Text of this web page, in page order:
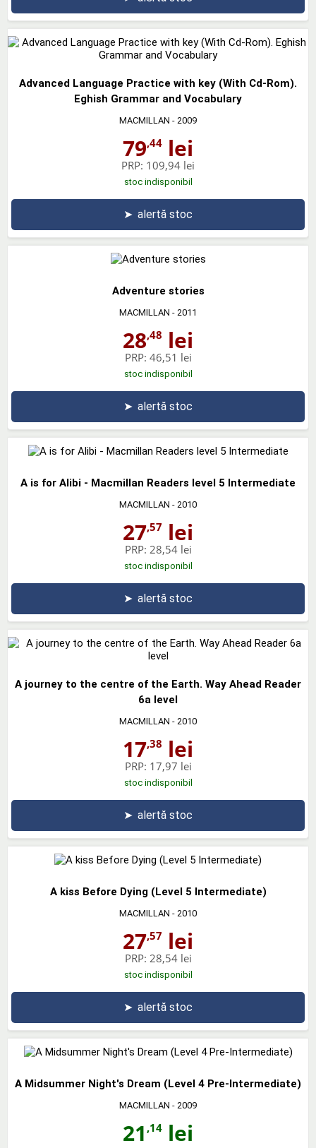
Advanced Language Practice with key (With Cd-Rom).
Eghish Grammar and Vocabulary
MACMILLAN - 2009
79,44 lei
PRP: 109,94 lei
stoc indisponibil
➤ alertă stoc
Adventure stories
MACMILLAN - 2011
28,48 lei
PRP: 46,51 lei
stoc indisponibil
➤ alertă stoc
A is for Alibi - Macmillan Readers level 5 Intermediate
MACMILLAN - 2010
27,57 lei
PRP: 28,54 lei
stoc indisponibil
➤ alertă stoc
A journey to the centre of the Earth. Way Ahead Reader
6a level
MACMILLAN - 2010
17,38 lei
PRP: 17,97 lei
stoc indisponibil
➤ alertă stoc
A kiss Before Dying (Level 5 Intermediate)
MACMILLAN - 2010
27,57 lei
PRP: 28,54 lei
stoc indisponibil
➤ alertă stoc
A Midsummer Night's Dream (Level 4 Pre-Intermediate)
MACMILLAN - 2009
21 ,14 lei